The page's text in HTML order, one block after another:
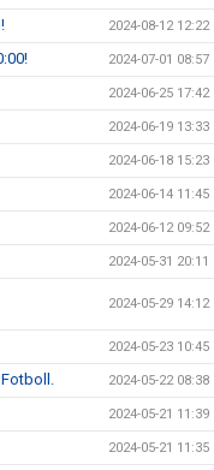
2024-08-12 12:22
2024-07-01 08:57
2024-06-25 17:42
2024-06-19 13:33
2024-06-18 15:23
2024-06-14 11:45
2024-06-12 09:52
2024-05-31 20:11
2024-05-29 14:12
2024-05-23 10:45
2024-05-22 08:38
2024-05-21 11:39
2024-05-21 11:35